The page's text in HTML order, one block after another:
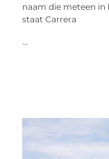
naam die meteen in
staat Carrera
...